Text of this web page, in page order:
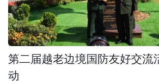
第二届越老边境国防友好交流
动